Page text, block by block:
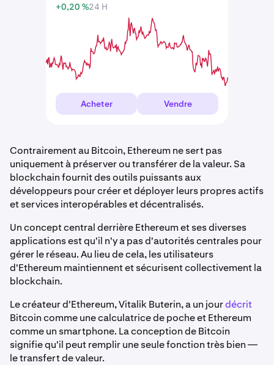
+0,20 %24 H
Acheter Vendre
Contrairement au Bitcoin, Ethereum ne sert pas
uniquement à préserver ou transférer de la valeur. Sa
blockchain fournit des outils puissants aux
développeurs pour créer et déployer leurs propres actifs
et services interopérables et décentralisés.
Un concept central derrière Ethereum et ses diverses
applications est qu'il n'y a pas d'autorités centrales pour
gérer le réseau. Au lieu de cela, les utilisateurs
d'Ethereum maintiennent et sécurisent collectivement la
blockchain.
Le créateur d'Ethereum, Vitalik Buterin, a un jourdécrit
Bitcoin comme une calculatrice de poche et Ethereum
comme un smartphone. La conception de Bitcoin
signifie qu'il peut remplir une seule fonction très bien —
le transfert de valeur.